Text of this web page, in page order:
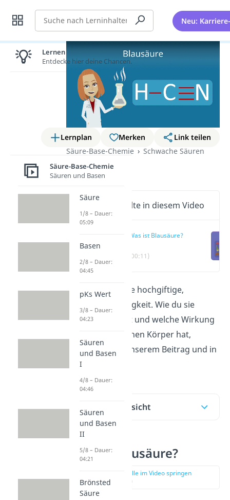
Suche Neu:
Lernplan Merken
Link teilen
Säure-Base-Chemie
Schwache Säuren
Blausäure
Wichtige Inhalte in diesem Video
Was ist Blausäure?
(00:11)
Blausäure ist eine hochgiftige,
chemische Flüssigkeit. Wie du sie
erkennen kannst und welche Wirkung
sie im menschlichen Körper hat,
erklären wir in unserem Beitrag und in
unserem
Inhaltsübersicht
Was ist Blausäure?
zur Stelle im Video springen
(00:11)
Lernen lohnt sich!
Entdecke hier deine Chancen.
Säure-Base-Chemie
Säuren und Basen
Säure
1/8 – Dauer:
05:09
Basen
2/8 – Dauer:
04:45
pKs Wert
3/8 – Dauer:
04:23
Säuren
und Basen
I
4/8 – Dauer:
04:46
Säuren
und Basen
II
5/8 – Dauer:
04:21
Brönsted
Säure